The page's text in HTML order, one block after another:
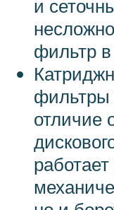
и
фильтр в
фильтры
отличие